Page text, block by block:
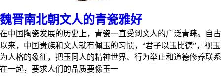
魏晋南北朝文人的青瓷雅好
在中国陶瓷发展的历史上，青瓷一直受到文人的广泛青睐。自古
以来，中国贵族和文人就有佩玉的习惯，“君子以玉比德”，视玉
为人格的象征，把玉同人的精神世界、行为举止和道德修养联系
在一起，要求人们的品质要像玉一